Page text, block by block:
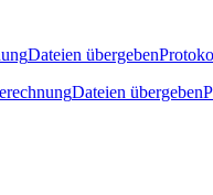
Dateien übergeben
Dateien übergeben